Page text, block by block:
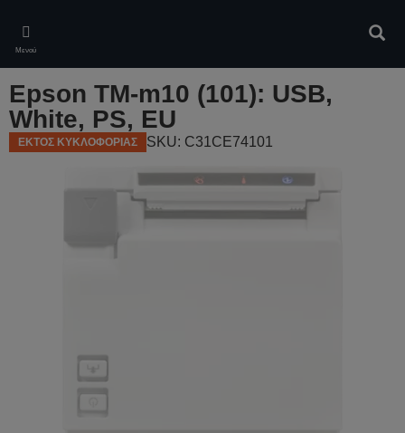
main
content
Μενού
Epson TM-m10 (101): USB,
White, PS, EU
ΕΚΤΟΣ ΚΥΚΛΟΦΟΡΙΑΣ SKU: C31CE74101